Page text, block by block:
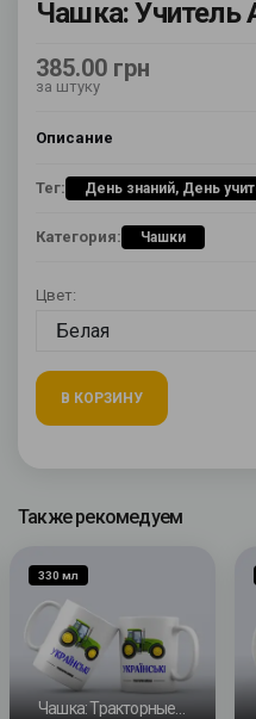
Чашка: Учитель
385.00 грн
за штуку
Описание
Тег: День знаний, День
Категория: Чашки
Цвет:
В КОРЗИНУ
Также рекомедуем
330 мл